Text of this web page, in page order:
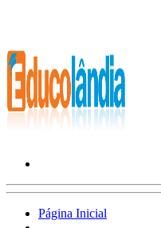
Página Inicial